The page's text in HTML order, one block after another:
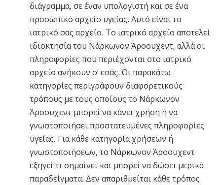
διάγραμμα, σε έναν υπολογιστή και σε ένα
προσωπικό αρχείο υγείας. Αυτό είναι το
ιατρικό σας αρχείο. Το ιατρικό αρχείο αποτελεί
ιδιοκτησία του Νάρκωνον Άροουχεντ, αλλά οι
πληροφορίες που περιέχονται στο ιατρικό
αρχείο ανήκουν σ’ εσάς. Οι παρακάτω
κατηγορίες περιγράφουν διαφορετικούς
τρόπους με τους οποίους το Νάρκωνον
Άροουχεντ μπορεί να κάνει χρήση ή να
γνωστοποιήσει προστατευμένες πληροφορίες
υγείας. Για κάθε κατηγορία χρήσεων ή
γνωστοποιήσεων, το Νάρκωνον Άροουχεντ
εξηγεί τι σημαίνει και μπορεί να δώσει μερικά
παραδείγματα. Δεν απαριθμείται κάθε τρόπος